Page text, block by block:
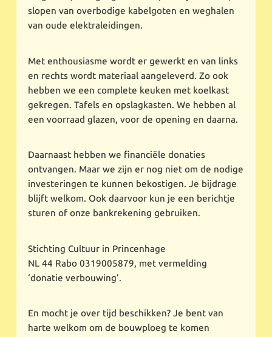
slopen van overbodige kabelgoten en weghalen
van oude elektraleidingen.
Met enthousiasme wordt er gewerkt en van links
en rechts wordt materiaal aangeleverd. Zo ook
hebben we een complete keuken met koelkast
gekregen. Tafels en opslagkasten. We hebben al
een voorraad glazen, voor de opening en daarna.
Daarnaast hebben we financiële donaties
ontvangen. Maar we zijn er nog niet om de nodige
investeringen te kunnen bekostigen. Je bijdrage
blijft welkom. Ook daarvoor kun je een berichtje
sturen of onze bankrekening gebruiken.
Stichting Cultuur in Princenhage
NL 44 Rabo 0319005879, met vermelding
‘donatie verbouwing’.
En mocht je over tijd beschikken? Je bent van
harte welkom om de bouwploeg te komen